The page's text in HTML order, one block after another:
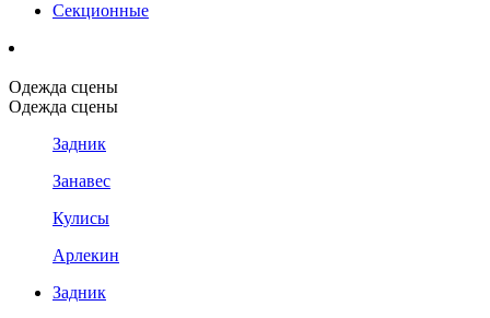
Секционные
Одежда сцены
Одежда сцены
Задник
Занавес
Кулисы
Арлекин
Задник